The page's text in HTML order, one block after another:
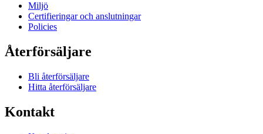
Miljö
Certifieringar och anslutningar
Policies
Återförsäljare
Bli återförsäljare
Hitta återförsäljare
Kontakt